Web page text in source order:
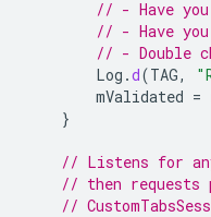
// - Have you
// - Have
// - Double
Log .d(TAG,
mValidated =
}
// Listens for
// then requests
//